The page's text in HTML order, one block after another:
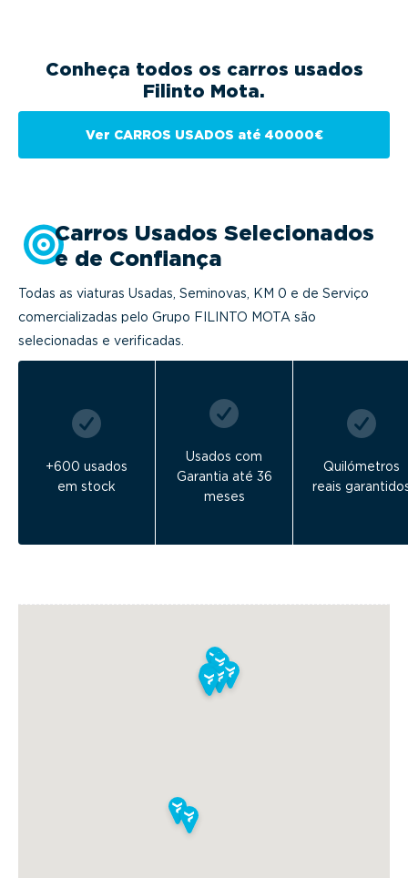
Conheça todos os carros usados
Filinto Mota.
Ver CARROS USADOS até 40000€
Carros Usados Selecionados
e de Confiança
Todas as viaturas Usadas, Seminovas, KM 0 e de Serviço
comercializadas pelo Grupo FILINTO MOTA são
selecionadas e verificadas.
+600 usados
em stock
Usados com
Garantia até 36
meses
Quilómetros
reais